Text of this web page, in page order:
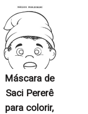
Máscara de
Saci Pererê
para colorir,